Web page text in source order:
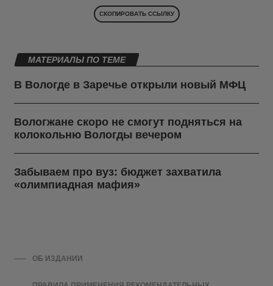
СКОПИРОВАТЬ ССЫЛКУ
МАТЕРИАЛЫ ПО ТЕМЕ
В Вологде в Заречье открыли новый МФЦ
Вологжане скоро не смогут подняться на
колокольню Вологды вечером
Забываем про вуз: бюджет захватила
«олимпиадная мафия»
ОБ ИЗДАНИИ